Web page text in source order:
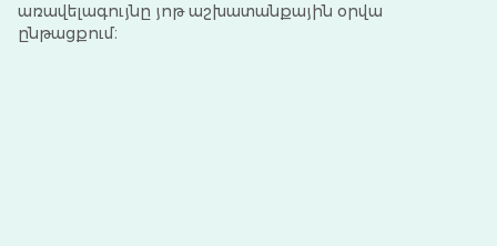
առավելագույնը յոթ աշխատանքային օրվա
ընթացքում։